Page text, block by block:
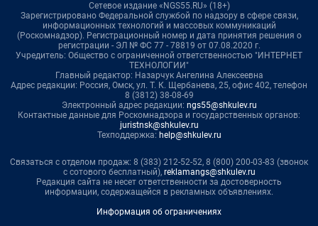
Сетевое издание «NGS55.RU» (18+)
Зарегистрировано Федеральной службой по надзору в сфере связи,
информационных технологий и массовых коммуникаций
(Роскомнадзор). Регистрационный номер и дата принятия решения о
регистрации - ЭЛ № ФС 77 - 78819 от 07.08.2020 г.
Учредитель: Общество с ограниченной ответственностью "ИНТЕРНЕТ
ТЕХНОЛОГИИ"
Главный редактор: Назарчук Ангелина Алексеевна
Адрес редакции: Россия, Омск, ул. Т. К. Щербанева, 25, офис 402, телефон
8 (3812) 38-08-69
Электронный адрес редакции: ngs55@shkulev.ru
Контактные данные для Роскомнадзора и государственных органов:
juristnsk@shkulev.ru
Техподдержка: help@shkulev.ru
Связаться с отделом продаж: 8 (383) 212-52-52, 8 (800) 200-03-83 (звонок
с сотового бесплатный), reklamangs@shkulev.ru
Редакция сайта не несет ответственности за достоверность
информации, содержащейся в рекламных объявлениях.
Информация об ограничениях